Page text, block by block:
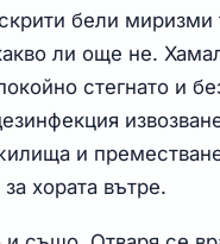
бели
ли още не.
стегнато и
и
хората вътре.